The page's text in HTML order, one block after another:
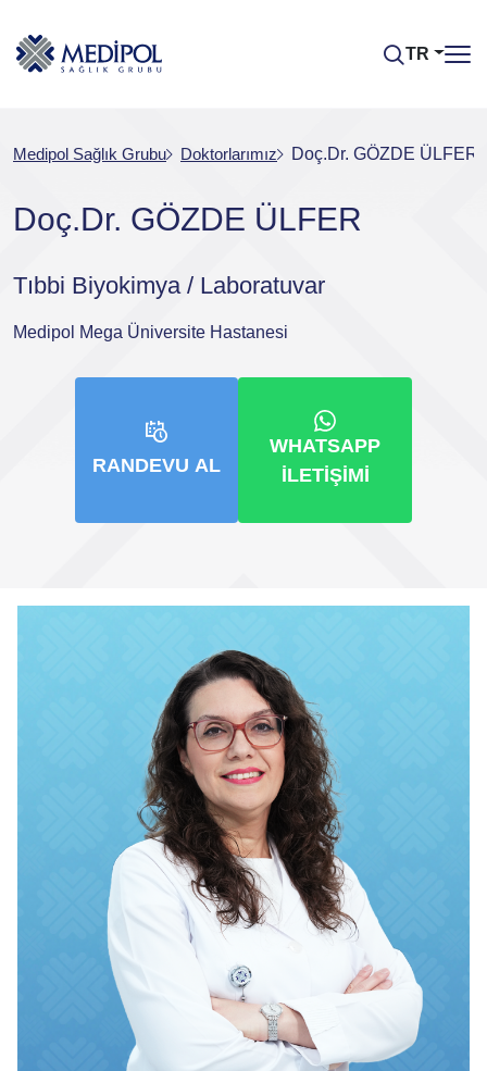
TR
Medipol Sağlık Grubu Doktorlarımız Doç.Dr. GÖZDE ÜLFER
Doç.Dr. GÖZDE ÜLFER
Tıbbi Biyokimya / Laboratuvar
Medipol Mega Üniversite Hastanesi
RANDEVU AL
WHATSAPP
İLETIŞIMI